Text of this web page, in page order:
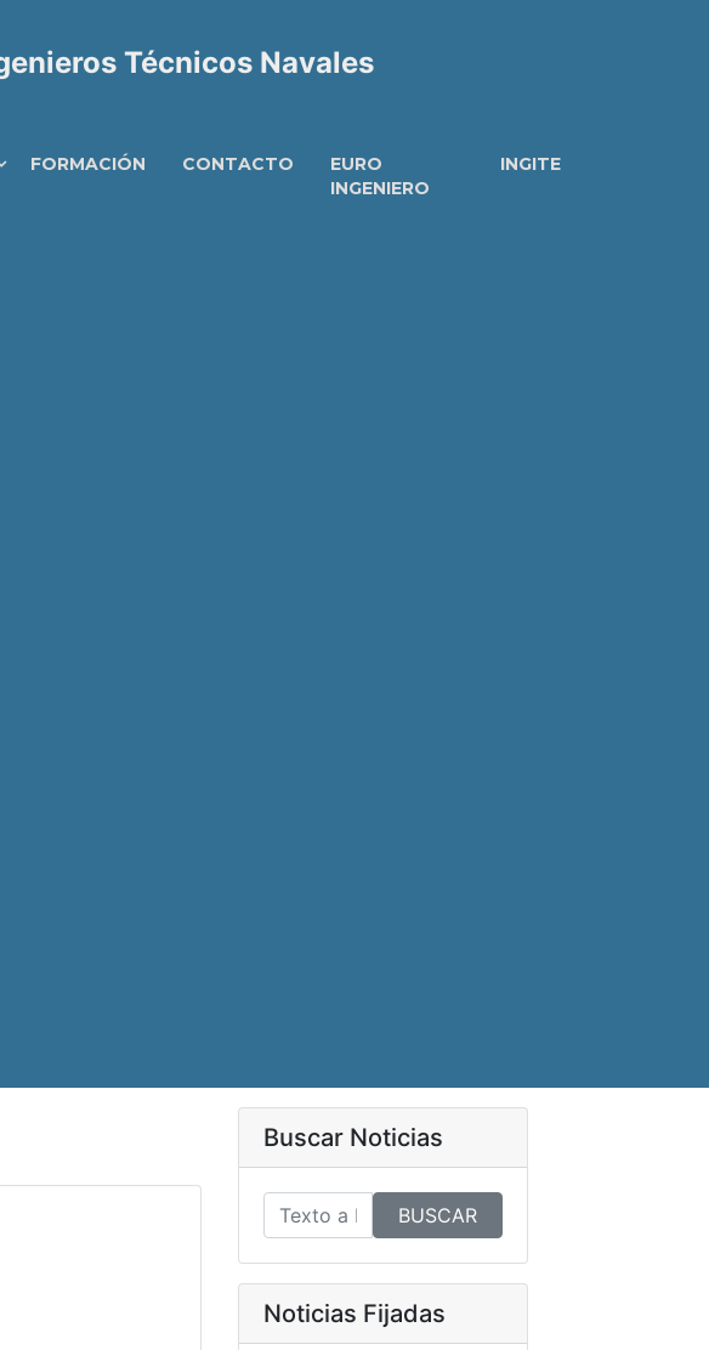
Técnicos Navales
FORMACIÓN CONTACTO
EURO
INGENIERO
INGITE
Buscar Noticias
BUSCAR
Noticias Fijadas